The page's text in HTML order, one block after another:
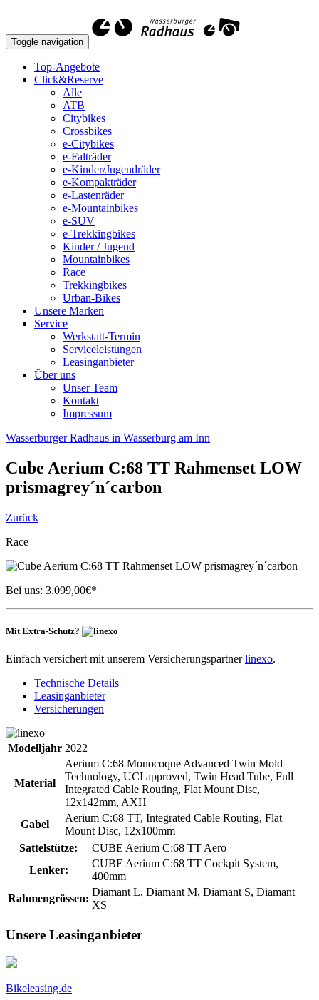
Toggle navigation
Top-Angebote
Click&Reserve
Alle
ATB
Citybikes
Crossbikes
e-Citybikes
e-Falträder
e-Kinder/Jugendräder
e-Kompakträder
e-Lastenräder
e-Mountainbikes
e-SUV
e-Trekkingbikes
Kinder / Jugend
Mountainbikes
Race
Trekkingbikes
Urban-Bikes
Unsere Marken
Service
Werkstatt-Termin
Serviceleistungen
Leasinganbieter
Über uns
Unser Team
Kontakt
Impressum
Wasserburger Radhaus in Wasserburg am Inn
Cube Aerium C:68 TT Rahmenset LOW
prismagrey´n´carbon
Zurück
Race
Bei uns: 3.099,00€*
Mit Extra-Schutz?
Einfach versichert mit unserem Versicherungspartnerlinexo.
Technische Details
Leasinganbieter
Versicherungen
Modelljahr 2022
Material
Aerium C:68 Monocoque Advanced Twin Mold
Technology, UCI approved, Twin Head Tube, Full
Integrated Cable Routing, Flat Mount Disc,
12x142mm, AXH
Gabel
Aerium C:68 TT, Integrated Cable Routing, Flat
Mount Disc, 12x100mm
Sattelstütze:
CUBE Aerium C:68 TT Aero
Lenker:
CUBE Aerium C:68 TT Cockpit System,
400mm
Rahmengrössen:
Diamant L, Diamant M, Diamant S, Diamant
XS
Unsere Leasinganbieter
Bikeleasing.de